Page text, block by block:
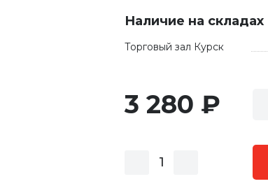
Наличие на складах
Торговый зал Курск
3 280 ₽